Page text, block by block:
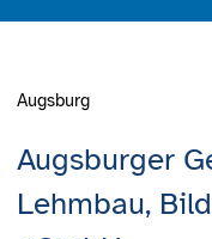
Augsburger
Lehmbau,
Augsburg